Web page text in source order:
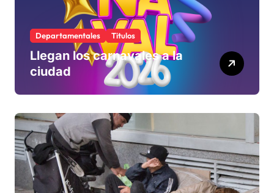
Departamentales Titulos
Llegan los carnavales a la
ciudad